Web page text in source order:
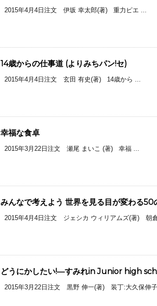
2015年4月4日注文 伊坂 幸太郎(著) 重力ピエ ...
14歳からの仕事道 (よりみちパン!セ)
2015年4月4日注文 玄田 有史(著) 14歳から ...
幸福な食卓
2015年3月22日注文 瀬尾 まいこ (著) 幸福 ...
みんなで考えよう 世界を見る目が変わる50
2015年4月4日注文 ジェシカ ウィリアムズ(著) 朝
どうにかしたい!―すみれin Junior high
2015年3月22日注文 黒野 伸一(著) 装丁:大久保伸